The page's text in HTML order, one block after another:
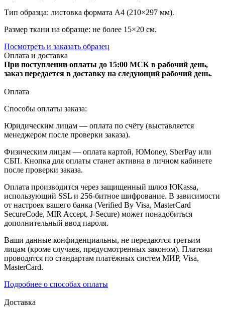
Тип образца: листовка формата А4 (210×297 мм).
Размер ткани на образце: не более 15×20 см.
Посмотреть и заказать образец
Оплата и доставка
При поступлении оплаты до 15:00 МСК в рабочий день,
заказ передается в доставку на следующий рабочий день.
Оплата
Способы оплаты заказа:
Юридическим лицам — оплата по счёту (выставляется
менеджером после проверки заказа).
Физическим лицам — оплата картой, ЮMoney, SberPay или
СБП. Кнопка для оплаты станет активна в личном кабинете
после проверки заказа.
Оплата производится через защищенный шлюз ЮKassa,
использующий SSL и 256-битное шифрование. В зависимости
от настроек вашего банка (Verified By Visa, MasterCard
SecureCode, MIR Accept, J-Secure) может понадобиться
дополнительный ввод пароля.
Ваши данные конфиденциальны, не передаются третьим
лицам (кроме случаев, предусмотренных законом). Платежи
проводятся по стандартам платёжных систем МИР, Visa,
MasterCard.
Подробнее о способах оплаты
Доставка